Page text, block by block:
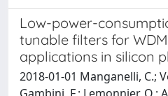
Low-power-
tunable filters for
applications in silicon
2018-01-01 Manganelli, C.;